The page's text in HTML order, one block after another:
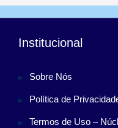
Institucional
Sobre Nós
Política de
Termos de Uso –